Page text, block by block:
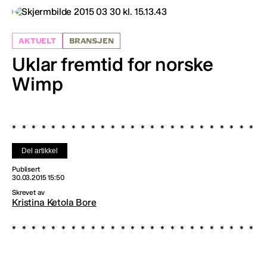
AKTUELT BRANSJEN
Uklar fremtid for norske
Wimp
Del artikkel
Publisert
30.03.2015 15:50
Skrevet av
Kristina Ketola Bore